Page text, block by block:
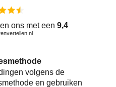
ons met een 9,4
volgens de
en gebruiken